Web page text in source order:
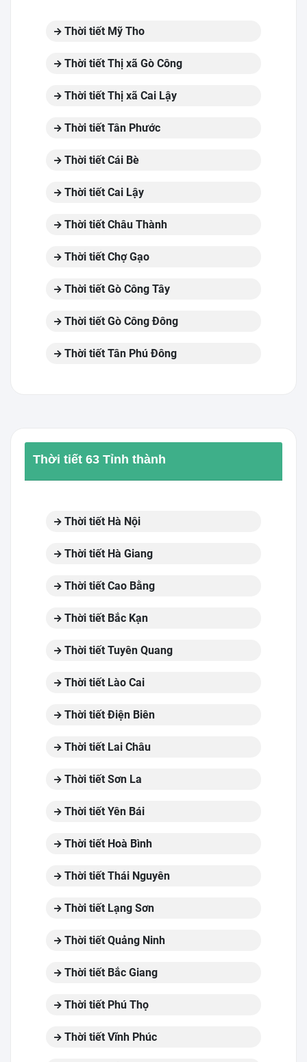
Thời tiết Mỹ Tho
Thời tiết Thị xã Gò Công
Thời tiết Thị xã Cai Lậy
Thời tiết Tân Phước
Thời tiết Cái Bè
Thời tiết Cai Lậy
Thời tiết Châu Thành
Thời tiết Chợ Gạo
Thời tiết Gò Công Tây
Thời tiết Gò Công Đông
Thời tiết Tân Phú Đông
Thời tiết 63 Tỉnh thành
Thời tiết Hà Nội
Thời tiết Hà Giang
Thời tiết Cao Bằng
Thời tiết Bắc Kạn
Thời tiết Tuyên Quang
Thời tiết Lào Cai
Thời tiết Điện Biên
Thời tiết Lai Châu
Thời tiết Sơn La
Thời tiết Yên Bái
Thời tiết Hoà Bình
Thời tiết Thái Nguyên
Thời tiết Lạng Sơn
Thời tiết Quảng Ninh
Thời tiết Bắc Giang
Thời tiết Phú Thọ
Thời tiết Vĩnh Phúc